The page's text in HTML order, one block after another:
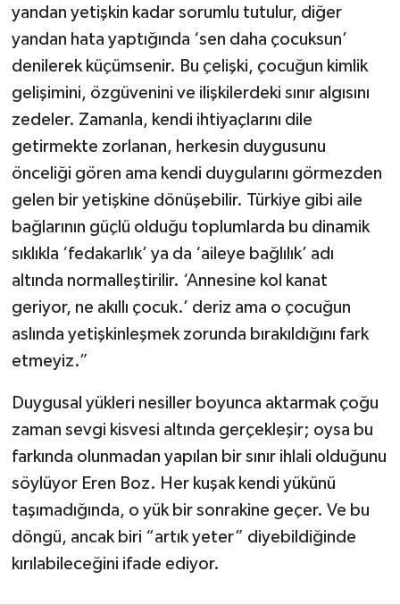
yandan yetişkin kadar sorumlu tutulur, diğer
yandan hata yaptığında ‘sen daha çocuksun’
denilerek küçümsenir. Bu çelişki, çocuğun kimlik
gelişimini, özgüvenini ve ilişkilerdeki sınır algısını
zedeler. Zamanla, kendi ihtiyaçlarını dile
getirmekte zorlanan, herkesin duygusunu
önceliği gören ama kendi duygularını görmezden
gelen bir yetişkine dönüşebilir. Türkiye gibi aile
bağlarının güçlü olduğu toplumlarda bu dinamik
sıklıkla ‘fedakarlık’ ya da ‘aileye bağlılık’ adı
altında normalleştirilir. ‘Annesine kol kanat
geriyor, ne akıllı çocuk.’ deriz ama o çocuğun
aslında yetişkinleşmek zorunda bırakıldığını fark
etmeyiz.”
Duygusal yükleri nesiller boyunca aktarmak çoğu
zaman sevgi kisvesi altında gerçekleşir; oysa bu
farkında olunmadan yapılan bir sınır ihlali olduğunu
söylüyor Eren Boz. Her kuşak kendi yükünü
taşımadığında, o yük bir sonrakine geçer. Ve bu
döngü, ancak biri “artık yeter” diyebildiğinde
kırılabileceğini ifade ediyor.